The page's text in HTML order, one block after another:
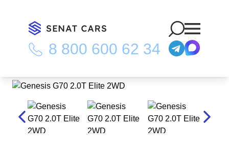
8 800 600 62 34
Главная Каталог/Genesis G70 2.0T Elite 2WD